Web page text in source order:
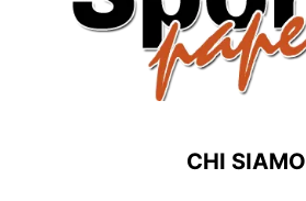
CHI SIAMO